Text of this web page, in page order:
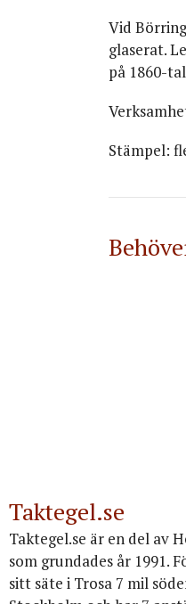
Vid
glaserat.
på 1860-
Stämpel:
Taktegel.se
Taktegel.se är en del av
som grundades år 1991.
sitt säte i Trosa 7 mil